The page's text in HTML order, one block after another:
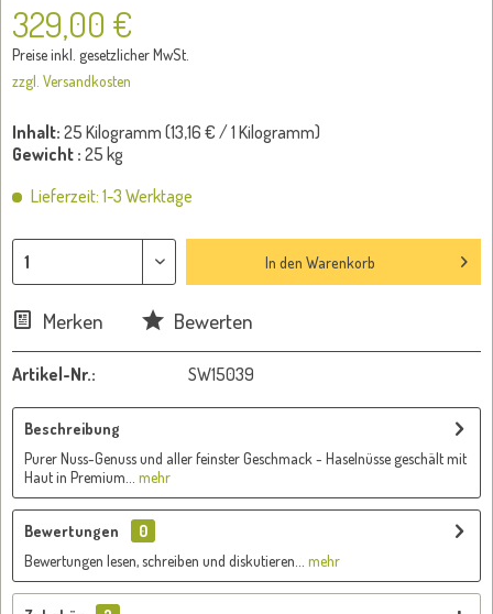
329,00 €
Preise inkl. gesetzlicher MwSt.
zzgl. Versandkosten
Inhalt: 25 Kilogramm (13,16 € / 1 Kilogramm)
Gewicht : 25 kg
Lieferzeit: 1-3 Werktage
In den Warenkorb
Merken Bewerten
Artikel-Nr.: SW15039
Beschreibung
Purer Nuss-Genuss und aller feinster Geschmack - Haselnüsse geschält mit
Haut in Premium...
mehr
Bewertungen
0
Bewertungen lesen, schreiben und diskutieren...
mehr